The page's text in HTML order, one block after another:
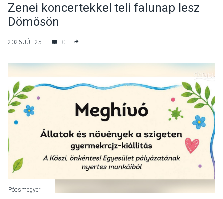
Zenei koncertekkel teli falunap lesz
Dömösön
2026 JÚL 25 0
Pócsmegyer